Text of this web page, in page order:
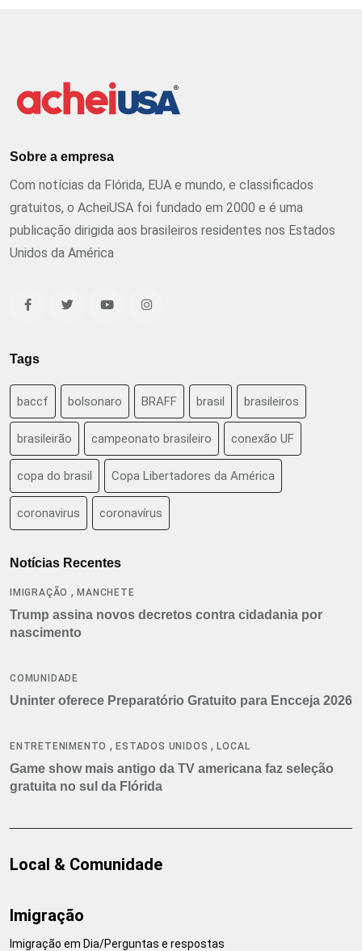
Sobre a empresa
Com notícias da Flórida, EUA e mundo, e classificados
gratuitos, o AcheiUSA foi fundado em 2000 e é uma
publicação dirigida aos brasileiros residentes nos Estados
Unidos da América
Tags
baccf bolsonaro BRAFF brasil brasileiros
brasileirão campeonato brasileiro conexão UF
copa do brasil Copa Libertadores da América
coronavirus coronavírus
Notícias Recentes
IMIGRAÇÃO ,MANCHETE
Trump assina novos decretos contra cidadania por
nascimento
COMUNIDADE
Uninter oferece Preparatório Gratuito para Encceja 2026
ENTRETENIMENTO ,ESTADOS UNIDOS ,LOCAL
Game show mais antigo da TV americana faz seleção
gratuita no sul da Flórida
Local & Comunidade
Imigração
Imigração em Dia/Perguntas e respostas